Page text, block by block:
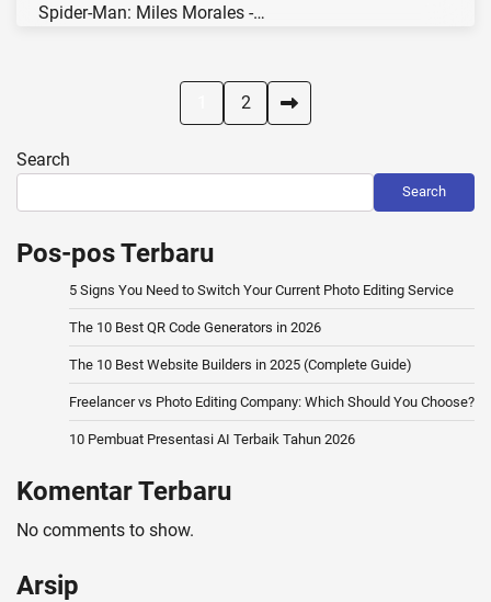
Spider-Man: Miles Morales -…
2
Search
Search
Pos-pos Terbaru
5 Signs You Need to Switch Your Current Photo Editing Service
The 10 Best QR Code Generators in 2026
The 10 Best Website Builders in 2025 (Complete Guide)
Freelancer vs Photo Editing Company: Which Should You Choose?
10 Pembuat Presentasi AI Terbaik Tahun 2026
Komentar Terbaru
No comments to show.
Arsip